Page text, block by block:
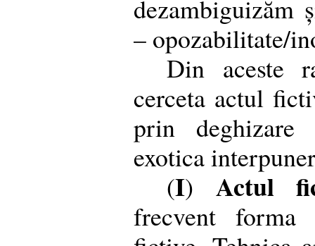
dezambiguizăm
– opozabilitate/
Din aceste
cerceta actul
prin
exotica
(I) Actul
frecvent forma